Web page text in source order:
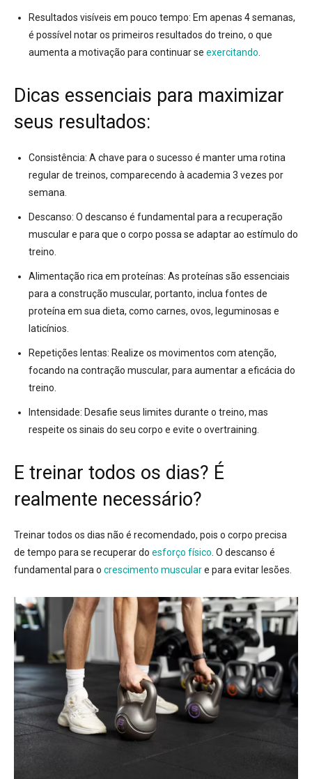
Resultados visíveis em pouco tempo: Em apenas 4 semanas,
é possível notar os primeiros resultados do treino, o que
aumenta a motivação para continuar se exercitando.
Dicas essenciais para maximizar
seus resultados:
Consistência: A chave para o sucesso é manter uma rotina
regular de treinos, comparecendo à academia 3 vezes por
semana.
Descanso: O descanso é fundamental para a recuperação
muscular e para que o corpo possa se adaptar ao estímulo do
treino.
Alimentação rica em proteínas: As proteínas são essenciais
para a construção muscular, portanto, inclua fontes de
proteína em sua dieta, como carnes, ovos, leguminosas e
laticínios.
Repetições lentas: Realize os movimentos com atenção,
focando na contração muscular, para aumentar a eficácia do
treino.
Intensidade: Desafie seus limites durante o treino, mas
respeite os sinais do seu corpo e evite o overtraining.
E treinar todos os dias? É
realmente necessário?
Treinar todos os dias não é recomendado, pois o corpo precisa
de tempo para se recuperar do esforço físico. O descanso é
fundamental para o crescimento musculare para evitar lesões.